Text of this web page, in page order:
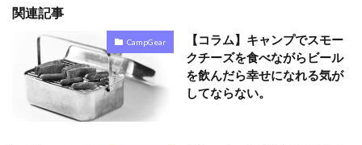
関連記事
CampGear
【コラム】キャンプでスモー
クチーズを食べながらビール
を飲んだら幸せになれる気が
してならない。